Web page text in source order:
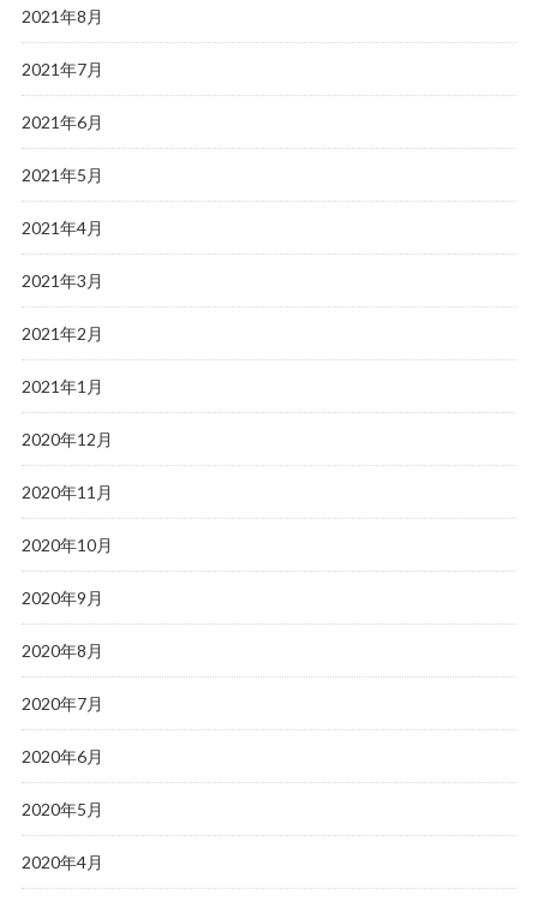
2021年8月
2021年7月
2021年6月
2021年5月
2021年4月
2021年3月
2021年2月
2021年1月
2020年12月
2020年11月
2020年10月
2020年9月
2020年8月
2020年7月
2020年6月
2020年5月
2020年4月